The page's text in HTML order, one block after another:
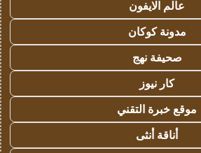
عالم الايفون
مدونة كوكان
صحيفة نهج
كار نيوز
موقع خبرة التقني
أناقة أنثى